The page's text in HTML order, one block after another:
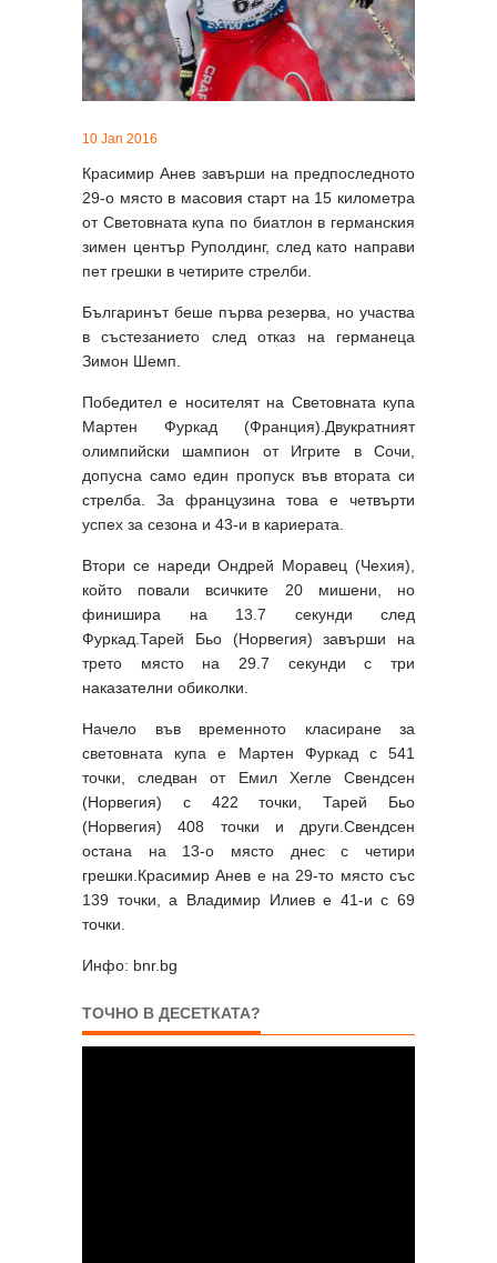
10 Jan 2016
Красимир Анев завърши на предпоследното
29-о място в масовия старт на 15 километра
от Световната купа по биатлон в германския
зимен център Руполдинг, след като направи
пет грешки в четирите стрелби.
Българинът беше първа резерва, но участва
в състезанието след отказ на германеца
Зимон Шемп.
Победител е носителят на Световната купа
Мартен Фуркад (Франция).Двукратният
олимпийски шампион от Игрите в Сочи,
допусна само един пропуск във втората си
стрелба. За французина това е четвърти
успех за сезона и 43-и в кариерата.
Втори се нареди Ондрей Моравец (Чехия),
който повали всичките 20 мишени, но
финишира на 13.7 секунди след
Фуркад.Тарей Бьо (Норвегия) завърши на
трето място на 29.7 секунди с три
наказателни обиколки.
Начело във временното класиране за
световната купа е Мартен Фуркад с 541
точки, следван от Емил Хегле Свендсен
(Норвегия) с 422 точки, Тарей Бьо
(Норвегия) 408 точки и други.Свендсен
остана на 13-о място днес с четири
грешки.Красимир Анев е на 29-то място със
139 точки, а Владимир Илиев е 41-и с 69
точки.
Инфо: bnr.bg
ТОЧНО В ДЕСЕТКАТА?